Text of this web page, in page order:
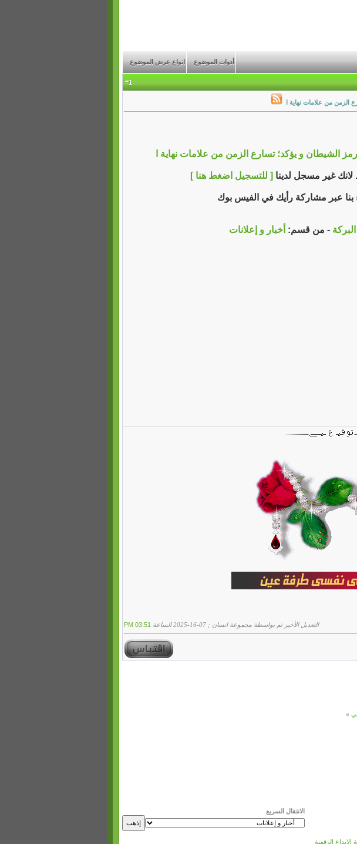
أدوات الموضوع انواع عرض الموضوع
#
1
الزمن من علامات نهاية ا
الشيطان و يؤكد؛ تسارع الزمن من علامات نهاية ا
لانك غير مسجل لدينا [ للتسجيل اضغط هنا ]
بنا عبر مشاركة رأيك في الفيس بوك
- من قسم: أخبار و إعلانات
التعديل الأخير تم بواسطة مجموعة انسان ; 07-16-2025 الساعة 03:51 PM
»
الانتقال السريع
الرقمية